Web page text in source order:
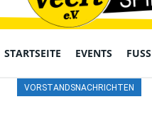
STARTSEITE EVENTS
VORSTANDSNACHRICHTEN